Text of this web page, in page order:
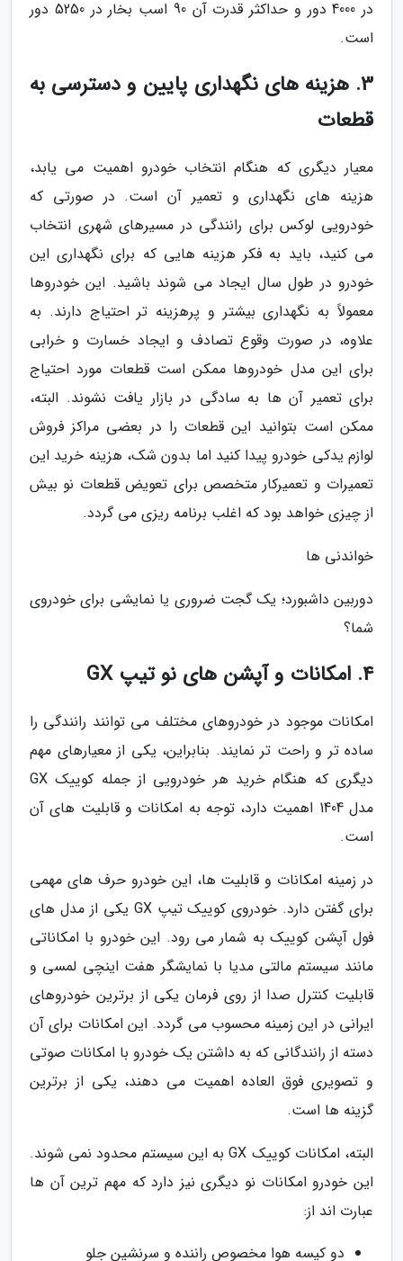
در 4000 دور و حداکثر قدرت آن 90 اسب بخار در 5250 دور
است.
3. هزینه های نگهداری پایین و دسترسی به
قطعات
معیار دیگری که هنگام انتخاب خودرو اهمیت می یابد،
هزینه های نگهداری و تعمیر آن است. در صورتی که
خودرویی لوکس برای رانندگی در مسیرهای شهری انتخاب
می کنید، باید به فکر هزینه هایی که برای نگهداری این
خودرو در طول سال ایجاد می شوند باشید. این خودروها
معمولاً به نگهداری بیشتر و پرهزینه تر احتیاج دارند. به
علاوه، در صورت وقوع تصادف و ایجاد خسارت و خرابی
برای این مدل خودروها ممکن است قطعات مورد احتیاج
برای تعمیر آن ها به سادگی در بازار یافت نشوند. البته،
ممکن است بتوانید این قطعات را در بعضی مراکز فروش
لوازم یدکی خودرو پیدا کنید اما بدون شک، هزینه خرید این
تعمیرات و تعمیرکار متخصص برای تعویض قطعات نو بیش
از چیزی خواهد بود که اغلب برنامه ریزی می گردد.
خواندنی ها
دوربین داشبورد؛ یک گجت ضروری یا نمایشی برای خودروی
شما؟
4. امکانات و آپشن های نو تیپ GX
امکانات موجود در خودروهای مختلف می توانند رانندگی را
ساده تر و راحت تر نمایند. بنابراین، یکی از معیارهای مهم
دیگری که هنگام خرید هر خودرویی از جمله کوییک GX
مدل 1404 اهمیت دارد، توجه به امکانات و قابلیت های آن
است.
در زمینه امکانات و قابلیت ها، این خودرو حرف های مهمی
برای گفتن دارد. خودروی کوییک تیپ GX یکی از مدل های
فول آپشن کوییک به شمار می رود. این خودرو با امکاناتی
مانند سیستم مالتی مدیا با نمایشگر هفت اینچی لمسی و
قابلیت کنترل صدا از روی فرمان یکی از برترین خودروهای
ایرانی در این زمینه محسوب می گردد. این امکانات برای آن
دسته از رانندگانی که به داشتن یک خودرو با امکانات صوتی
و تصویری فوق العاده اهمیت می دهند، یکی از برترین
گزینه ها است.
البته، امکانات کوییک GX به این سیستم محدود نمی شوند.
این خودرو امکانات نو دیگری نیز دارد که مهم ترین آن ها
عبارت اند از:
دو کیسه هوا مخصوص راننده و سرنشین جلو